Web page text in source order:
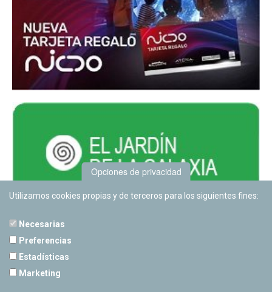
Opciones de privacidad
Utilizamos cookies propias y de terceros para los siguientes fines:
Necesarias
Preferencias
Estadísticas
Marketing